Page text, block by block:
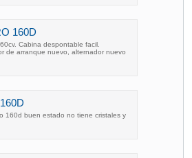
160D
Cabina despontable facil.
de arranque nuevo, alternador nuevo
160d buen estado no tiene cristales y